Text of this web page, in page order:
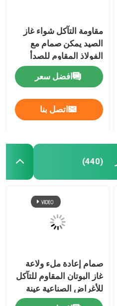
مقاومة التآكل شواء غاز
الصيد يمكن صمام مع
الفولاذ المقاوم للصدأ
الربيع
افضل سعر
اتصل بنا
(440)
صمام إعادة ملء ولاعة
غاز البوتان المقاوم للتآكل
للأغراض الصناعية عينة
مجانية